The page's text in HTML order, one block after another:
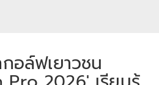
อล์ฟเยาวชน